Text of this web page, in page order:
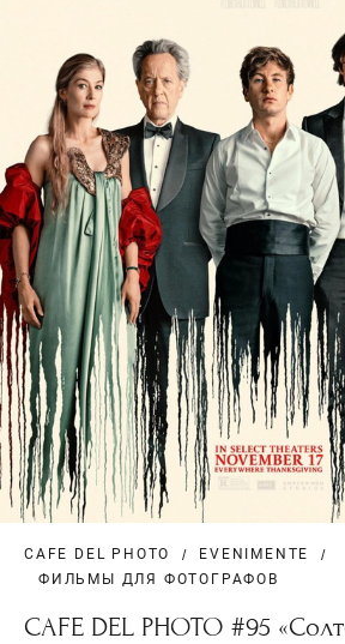
CAFE DEL PHOTO
EVENIMENTE
ФИЛЬМЫ ДЛЯ ФОТОГРАФОВ
CAFE DEL PHOTO #95